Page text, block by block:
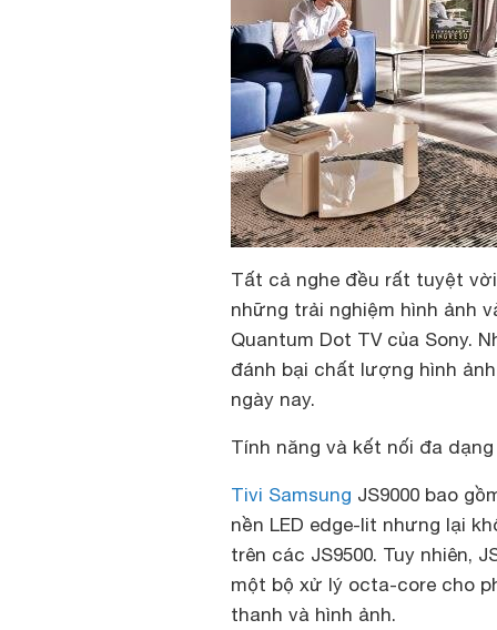
Tất cả nghe đều rất tuyệt
những trải nghiệm hình ảnh
Quantum Dot TV của Sony.
đánh bại chất lượng hình
ngày nay.
Tính năng và kết nối đa
Tivi Samsung JS9000 bao
nền LED edge-lit nhưng lại
trên các JS9500. Tuy nhiên,
một bộ xử lý octa-core cho
thanh và hình ảnh.